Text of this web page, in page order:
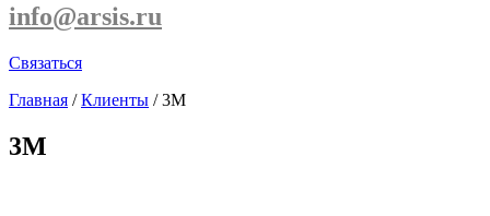
info@arsis.ru
Связаться
Главная /Клиенты /3M
3M